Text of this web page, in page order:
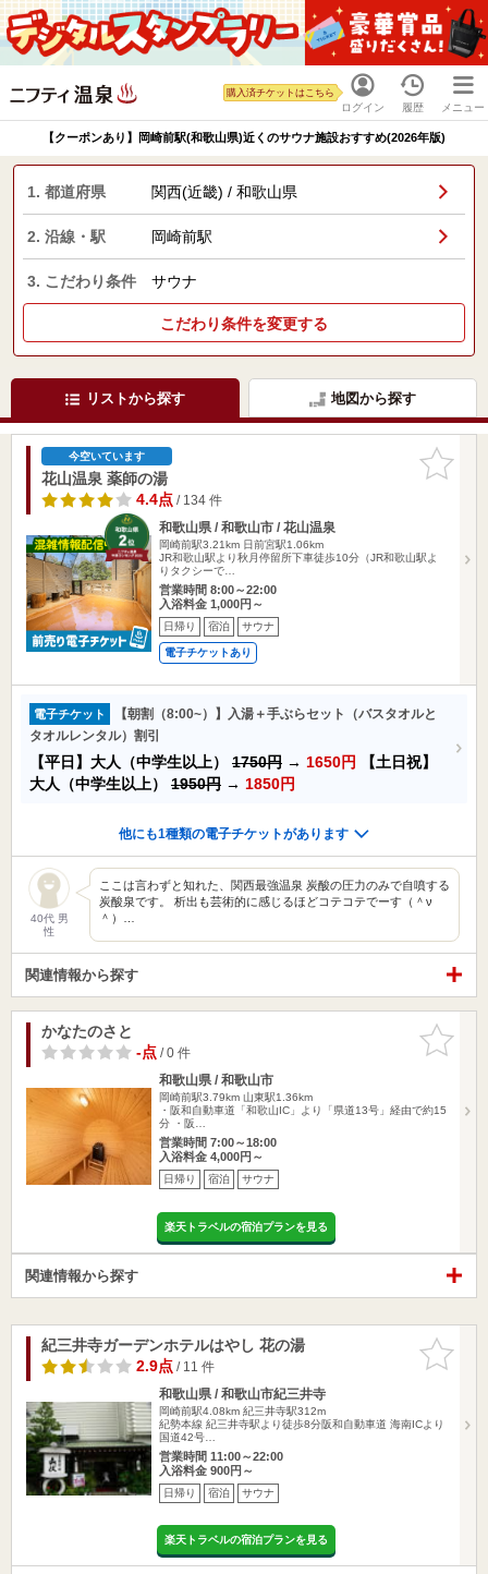
ログイン
購入済チケットはこちら
履歴 メニュー
【クーポンあり】岡崎前駅(和歌山県)近くのサウナ施設おすすめ(2026年版)
1. 都道府県 関西(近畿) / 和歌山県
2. 沿線・駅 岡崎前駅
3. こだわり条件 サウナ
こだわり条件を変更する
リストから探す 地図から探す
お気に入
りに追加
今空いています
花山温泉 薬師の湯
4.4点/ 134 件
和歌山県 / 和歌山市 / 花山温泉
岡崎前駅3.21km 日前宮駅1.06km
JR和歌山駅より秋月停留所下車徒歩10分（JR和歌山駅よ
りタクシーで…
営業時間 8:00～22:00
入浴料金 1,000円～
日帰り 宿泊 サウナ
電子チケットあり
電子チケット
【朝割（8:00~）】入湯＋手ぶらセット（バスタオルと
タオルレンタル）割引
【平日】大人（中学生以上） 1750円 → 1650円
【土日祝】
大人（中学生以上） 1950円 → 1850円
他にも1種類の電子チケットがあります
40代 男
性
ここは言わずと知れた、関西最強温泉 炭酸の圧力のみで自噴する
炭酸泉です。 析出も芸術的に感じるほどコテコテでーす（＾ν
＾）…
関連情報から探す
お気に入
りに追加
かなたのさと
-点/ 0 件
和歌山県 / 和歌山市
岡崎前駅3.79km 山東駅1.36km
・阪和自動車道「和歌山IC」より「県道13号」経由で約15
分 ・阪…
営業時間 7:00～18:00
入浴料金 4,000円～
日帰り 宿泊 サウナ
楽天トラベルの宿泊プランを見る
関連情報から探す
お気に入
りに追加
紀三井寺ガーデンホテルはやし 花の湯
2.9点/ 11 件
和歌山県 / 和歌山市紀三井寺
岡崎前駅4.08km 紀三井寺駅312m
紀勢本線 紀三井寺駅より徒歩8分阪和自動車道 海南ICより
国道42号…
営業時間 11:00～22:00
入浴料金 900円～
日帰り 宿泊 サウナ
楽天トラベルの宿泊プランを見る